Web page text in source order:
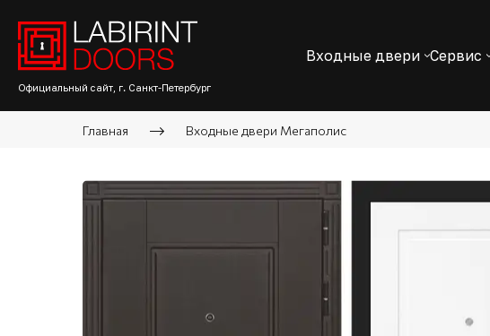
Официальный сайт, г. Санкт-Петербург
Входные двери Сервис
Главная Входные двери Мегаполис